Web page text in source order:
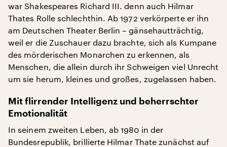
war Shakespeares Richard III. denn auch Hilmar
Thates Rolle schlechthin. Ab 1972 verkörperte er ihn
am Deutschen Theater Berlin – gänsehautträchtig,
weil er die Zuschauer dazu brachte, sich als Kumpane
des mörderischen Monarchen zu erkennen, als
Menschen, die allein durch ihr Schweigen viel Unrecht
um sie herum, kleines und großes, zugelassen haben.
Mit flirrender Intelligenz und beherrschter
Emotionalität
In seinem zweiten Leben, ab 1980 in der
Bundesrepublik, brillierte Hilmar Thate zunächst auf